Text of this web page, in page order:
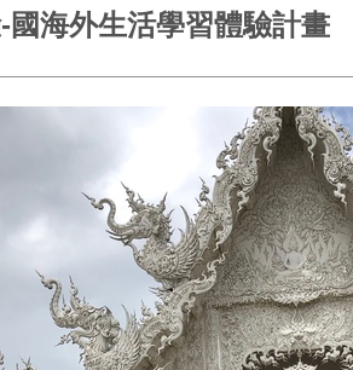
國海外生活學習體驗計畫